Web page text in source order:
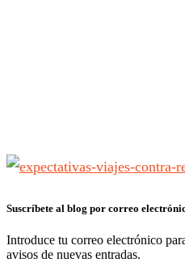
Suscríbete al blog por correo
Introduce tu correo electrónico
avisos de nuevas entradas.